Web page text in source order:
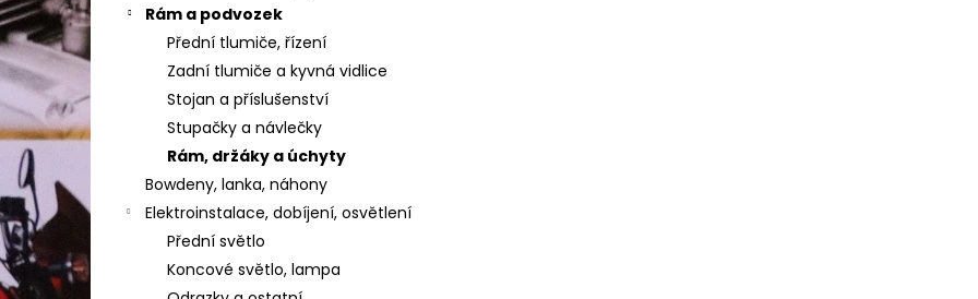
Rám a podvozek
Přední tlumiče, řízení
Zadní tlumiče a kyvná vidlice
Stojan a příslušenství
Stupačky a návlečky
Rám, držáky a úchyty
Bowdeny, lanka, náhony
Elektroinstalace, dobíjení, osvětlení
Přední světlo
Koncové světlo, lampa